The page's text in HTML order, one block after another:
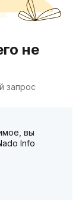
не
запрос
вы
Info